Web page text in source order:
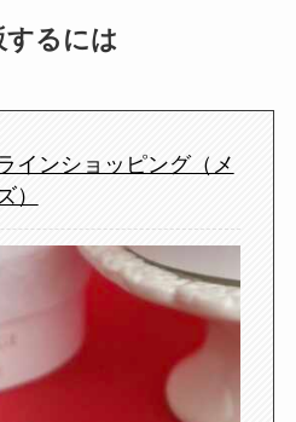
するには
インショッピング（メ
）